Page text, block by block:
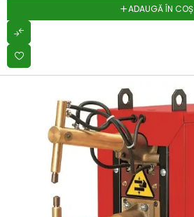
ADAUGĂ ÎN COȘ